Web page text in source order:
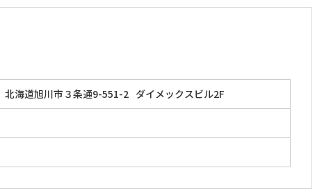
北海道旭川市３条通9-551-2 ダイメックスビル2F